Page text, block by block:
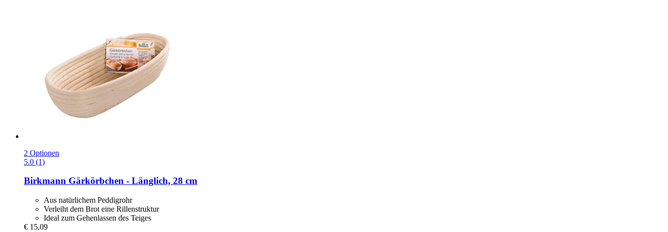
2 Optionen
5.0 (1)
Birkmann Gärkörbchen -​ Länglich, 28 cm
Aus natürlichem Peddigrohr
Verleiht dem Brot eine Rillenstruktur
Ideal zum Gehenlassen des Teiges
€ 15,09